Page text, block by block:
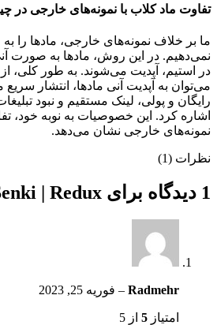
تفاوت ماد کلاب با نمونه‌های خارجی در
ما بر خلاف نمونه‌های خارجی، مادها را
نمی‌دهیم. در این روش، مادها به صورت
در استیم، آپدیت می‌شوند. به طور کلی،
می‌‌توان به آپدیت آنی مادها، انتشار سریع
رایگان و پولی، لینک مستقیم و نبود
اشاره کرد. این خصوصیات به نوبه خود،
نمونه‌های خارجی نشان می‌دهد.
نظرات (1)
1 دیدگاه برای | Redux
Radmehr
– فوریه 25, 2023
امتیاز 5 از 5